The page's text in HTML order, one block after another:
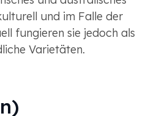
und im Falle der
fungieren sie jedoch als
Varietäten.